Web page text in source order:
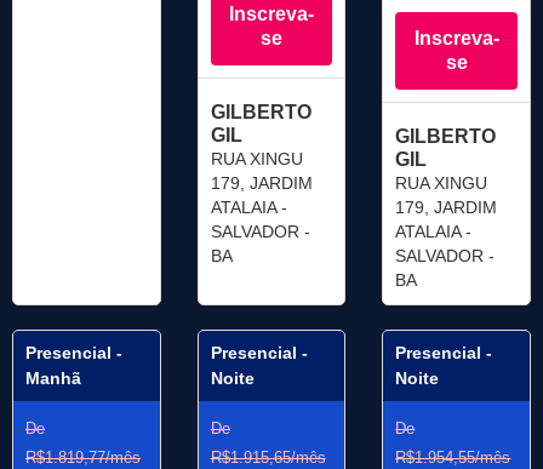
Inscreva-
se
GILBERTO
GIL
RUA XINGU
179, JARDIM
ATALAIA -
SALVADOR -
BA
Inscreva-
se
GILBERTO
GIL
RUA XINGU
179, JARDIM
ATALAIA -
SALVADOR -
BA
Presencial -
Manhã
De
R$1.819,77/mês
Presencial -
Noite
De
R$1.915,65/mês
Presencial -
Noite
De
R$1.954,55/mês